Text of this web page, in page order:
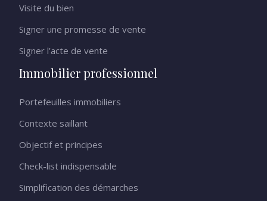
Visite du bien
Signer une promesse de vente
Signer l’acte de vente
Immobilier professionnel
Portefeuilles immobiliers
Contexte saillant
Objectif et principes
Check-list indispensable
Simplification des démarches